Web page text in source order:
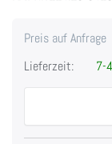
Preis auf Anfrage
Lieferzeit:
7-